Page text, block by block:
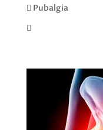
 Pubalgia
